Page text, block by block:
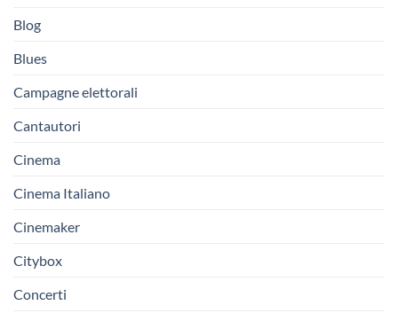
Blog
Blues
Campagne elettorali
Cantautori
Cinema
Cinema Italiano
Cinemaker
Citybox
Concerti